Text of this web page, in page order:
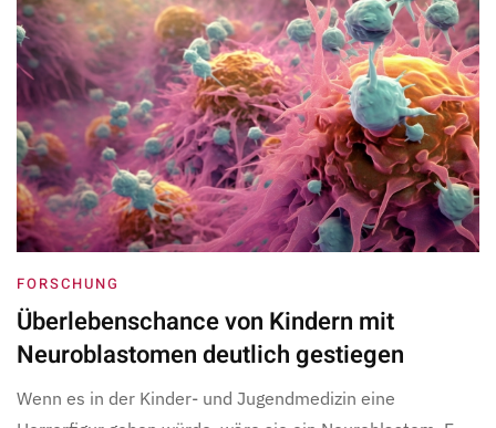
FORSCHUNG
Überlebenschance von Kindern mit
Neuroblastomen deutlich gestiegen
Wenn es in der Kinder- und Jugendmedizin eine